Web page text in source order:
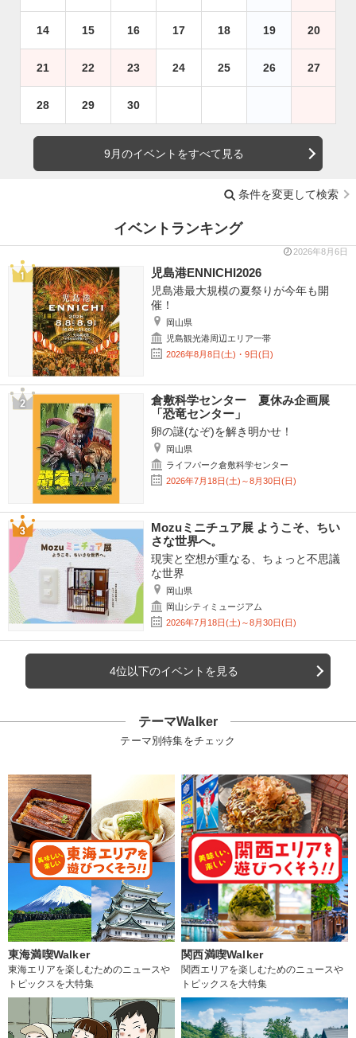
14 15 16 17 18 19 20
21 22 23 24 25 26 27
28 29 30
9月のイベントをすべて見る
条件を変更して検索
イベントランキング
2026年8月6日
児島港ENNICHI2026
児島港最大規模の夏祭りが今年も開
催！
岡山県
児島観光港周辺エリア一帯
2026年8月8日(土)・9日(日)
倉敷科学センター 夏休み企画展
「恐竜センター」
卵の謎(なぞ)を解き明かせ！
岡山県
ライフパーク倉敷科学センター
2026年7月18日(土)～8月30日(日)
Mozuミニチュア展 ようこそ、ちい
さな世界へ。
現実と空想が重なる、ちょっと不思議
な世界
岡山県
岡山シティミュージアム
2026年7月18日(土)～8月30日(日)
4位以下のイベントを見る
テーマWalker
テーマ別特集をチェック
東海満喫Walker
東海エリアを楽しむためのニュースや
トピックスを大特集
関西満喫Walker
関西エリアを楽しむためのニュースや
トピックスを大特集